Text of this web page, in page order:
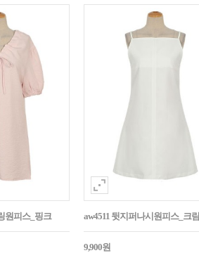
원피스_핑크 aw4511 뒷지퍼나시원피스_크림
9,900원